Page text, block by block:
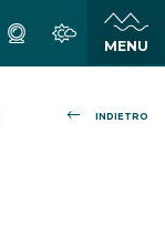
INDIETRO